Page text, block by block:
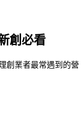
創必看
創業者最常遇到的營